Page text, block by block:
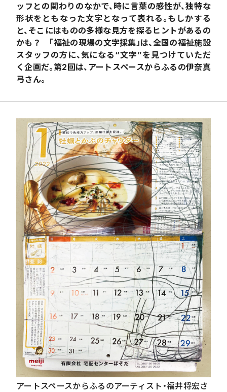
ッフとの関わりのなかで、時に言葉の感性が、独特な
形状をともなった文字となって表れる。もしかする
と、そこにはものの多様な見方を探るヒントがあるの
かも？ 「福祉の現場の文字採集」は、全国の福祉施設
スタッフの方に、気になる“文字”を見つけていただ
く企画だ。第2回は、アートスペースからふるの伊奈真
弓さん。
アートスペースからふるのアーティスト・福井将宏さ